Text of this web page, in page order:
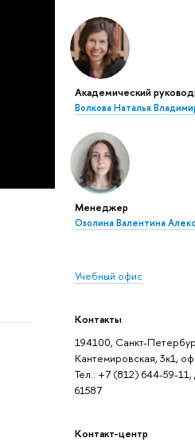
Академический
Волкова Наталья
Менеджер
Озолина Валентина
Учебный офис
Контакты
194100, Санкт-
Кантемировская, 3к1,
Тел.: +7 (812) 644-59-11,
61587
Контакт-центр